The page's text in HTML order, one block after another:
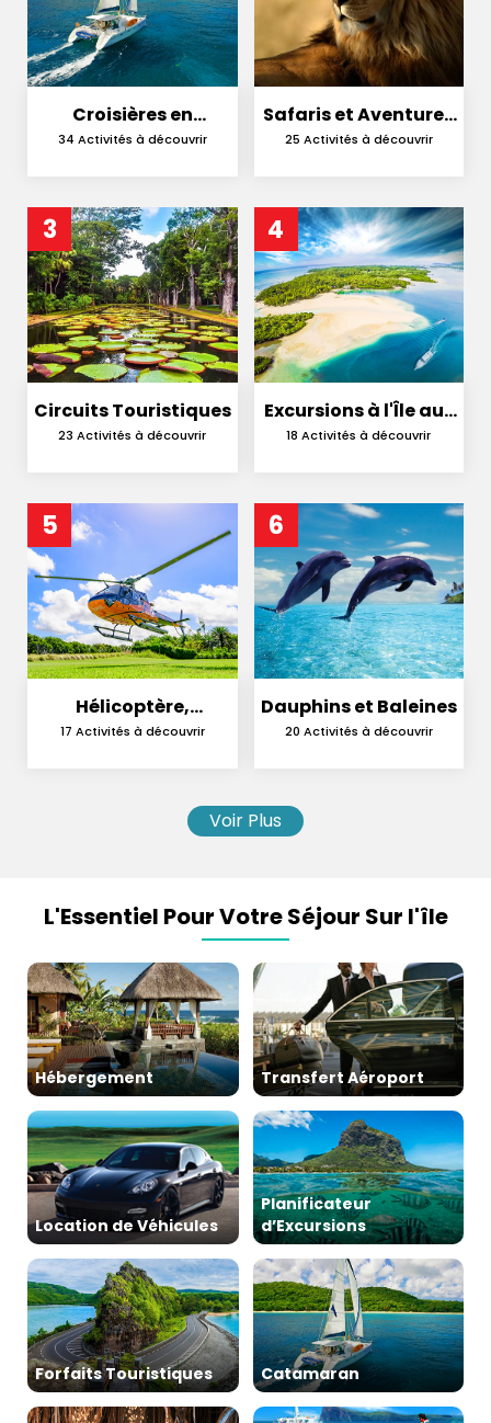
Croisières en
Catamaran
34 Activités à découvrir
Safaris et Aventures
en Nature
25 Activités à découvrir
3
Circuits Touristiques
23 Activités à découvrir
4
Excursions à l'Île aux
Cerfs
18 Activités à découvrir
5
Hélicoptère,
Hydravion et
17 Activités à découvrir
6
Dauphins et Baleines
20 Activités à découvrir
Voir Plus
L'Essentiel Pour Votre Séjour Sur l'île
Hébergement Transfert Aéroport
Location de Véhicules
Planificateur
d’Excursions
Forfaits Touristiques Catamaran